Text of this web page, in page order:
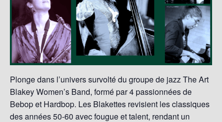
Plonge dans l’univers survolté du groupe de jazz The Art
Blakey Women’s Band, formé par 4 passionnées de
Bebop et Hardbop. Les Blakettes revisient les classiques
des années 50-60 avec fougue et talent, rendant un